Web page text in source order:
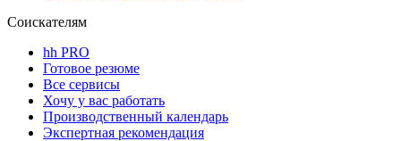
Соискателям
hh PRO
Готовое резюме
Все сервисы
Хочу у вас работать
Производственный календарь
Экспертная рекомендация